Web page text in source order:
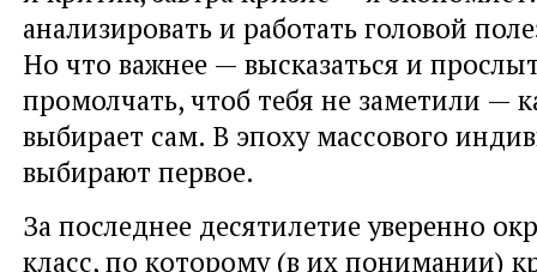
анализировать и работать головой
Но что важнее — высказаться и
промолчать, чтоб тебя не заметили —
выбирает сам. В эпоху массового
выбирают первое.
За последнее десятилетие уверенно
класс, по которому (в их понимании)